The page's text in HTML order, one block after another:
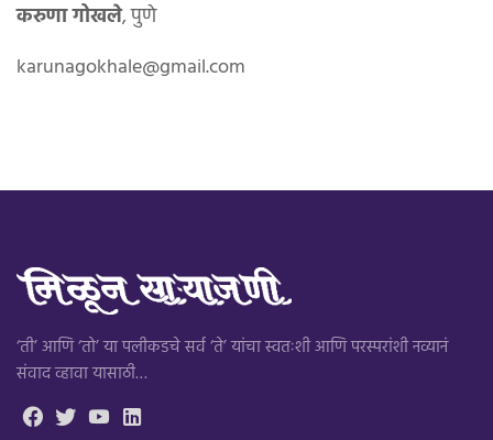
करुणा गोखले, पुणे
karunagokhale@gmail.com
‘ती’ आणि ‘तो’ या पलीकडचे सर्व ‘ते’ यांचा स्वतःशी आणि परस्परांशी नव्यानं
संवाद व्हावा यासाठी…